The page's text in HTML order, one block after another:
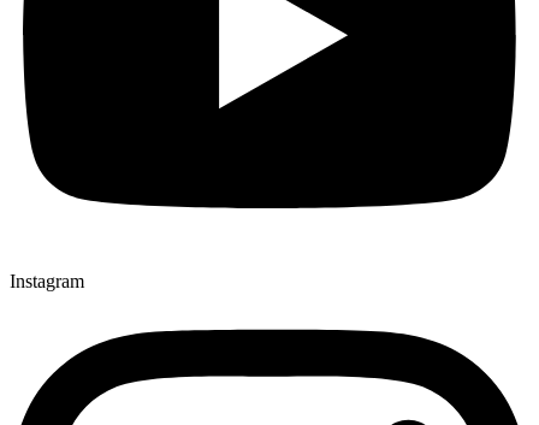
Instagram